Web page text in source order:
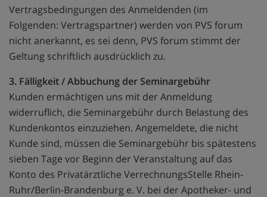
Vertragsbedingungen des Anmeldenden (im
Folgenden: Vertragspartner) werden von PVS forum
nicht anerkannt, es sei denn, PVS forum stimmt der
Geltung schriftlich ausdrücklich zu.
3. Fälligkeit / Abbuchung der Seminargebühr
Kunden ermächtigen uns mit der Anmeldung
widerruflich, die Seminargebühr durch Belastung des
Kundenkontos einzuziehen. Angemeldete, die nicht
Kunde sind, müssen die Seminargebühr bis spätestens
sieben Tage vor Beginn der Veranstaltung auf das
Konto des Privatärztliche VerrechnungsStelle Rhein-
Ruhr/Berlin-Brandenburg e. V. bei der Apotheker- und